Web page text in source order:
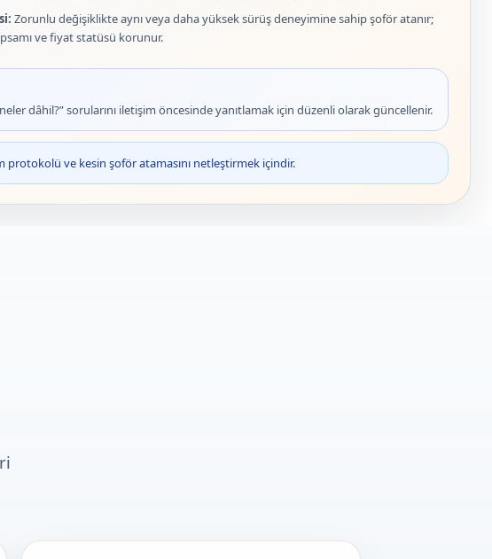
Zorunlu değişiklikte aynı veya daha yüksek sürüş deneyimine sahip şoför atanır;
ve fiyat statüsü korunur.
dâhil?” sorularını iletişim öncesinde yanıtlamak için düzenli olarak güncellenir.
ve kesin şoför atamasını netleştirmek içindir.